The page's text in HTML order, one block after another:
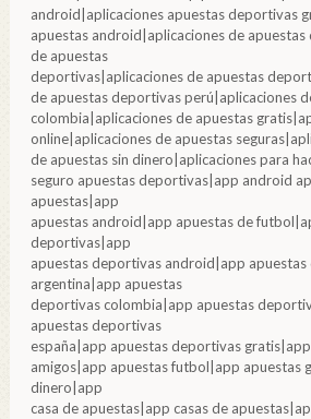
android|aplicaciones apuestas deportivas
apuestas android|aplicaciones de
de apuestas
deportivas|aplicaciones de apuestas
de apuestas deportivas perú|aplicaciones
colombia|aplicaciones de apuestas
online|aplicaciones de apuestas
de apuestas sin dinero|aplicaciones para
seguro apuestas deportivas|app android
apuestas|app
apuestas android|app apuestas de
deportivas|app
apuestas deportivas android|app
argentina|app apuestas
deportivas colombia|app apuestas
apuestas deportivas
españa|app apuestas deportivas
amigos|app apuestas futbol|app apuestas
dinero|app
casa de apuestas|app casas de